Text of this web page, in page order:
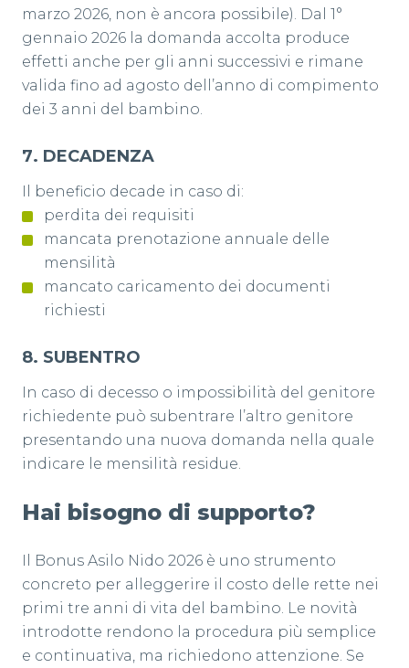
marzo 2026, non è ancora possibile). Dal 1°
gennaio 2026 la domanda accolta produce
effetti anche per gli anni successivi e rimane
valida fino ad agosto dell’anno di compimento
dei 3 anni del bambino.
7️. DECADENZA
Il beneficio decade in caso di:
perdita dei requisiti
mancata prenotazione annuale delle
mensilità
mancato caricamento dei documenti
richiesti
8️. SUBENTRO
In caso di decesso o impossibilità del genitore
richiedente può subentrare l’altro genitore
presentando una nuova domanda nella quale
indicare le mensilità residue.
Hai bisogno di supporto?
Il Bonus Asilo Nido 2026 è uno strumento
concreto per alleggerire il costo delle rette nei
primi tre anni di vita del bambino. Le novità
introdotte rendono la procedura più semplice
e continuativa, ma richiedono attenzione. Se